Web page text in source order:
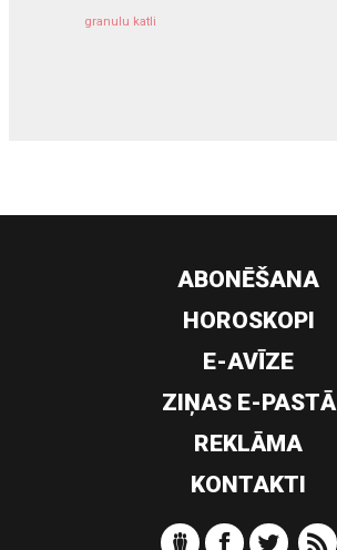
granulu katli
ABONĒŠANA
HOROSKOPI
E-AVĪZE
ZIŅAS E-PASTĀ
REKLĀMA
KONTAKTI